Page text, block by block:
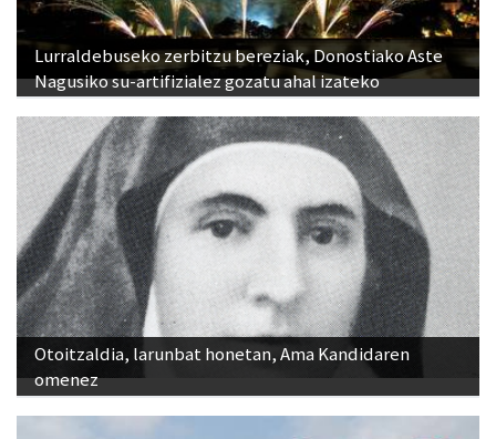
Lurraldebuseko zerbitzu bereziak, Donostiako Aste
Nagusiko su-artifizialez gozatu ahal izateko
Otoitzaldia, larunbat honetan, Ama Kandidaren
omenez